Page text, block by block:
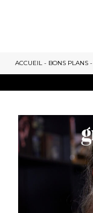
ACCUEIL- BONS PLANS-